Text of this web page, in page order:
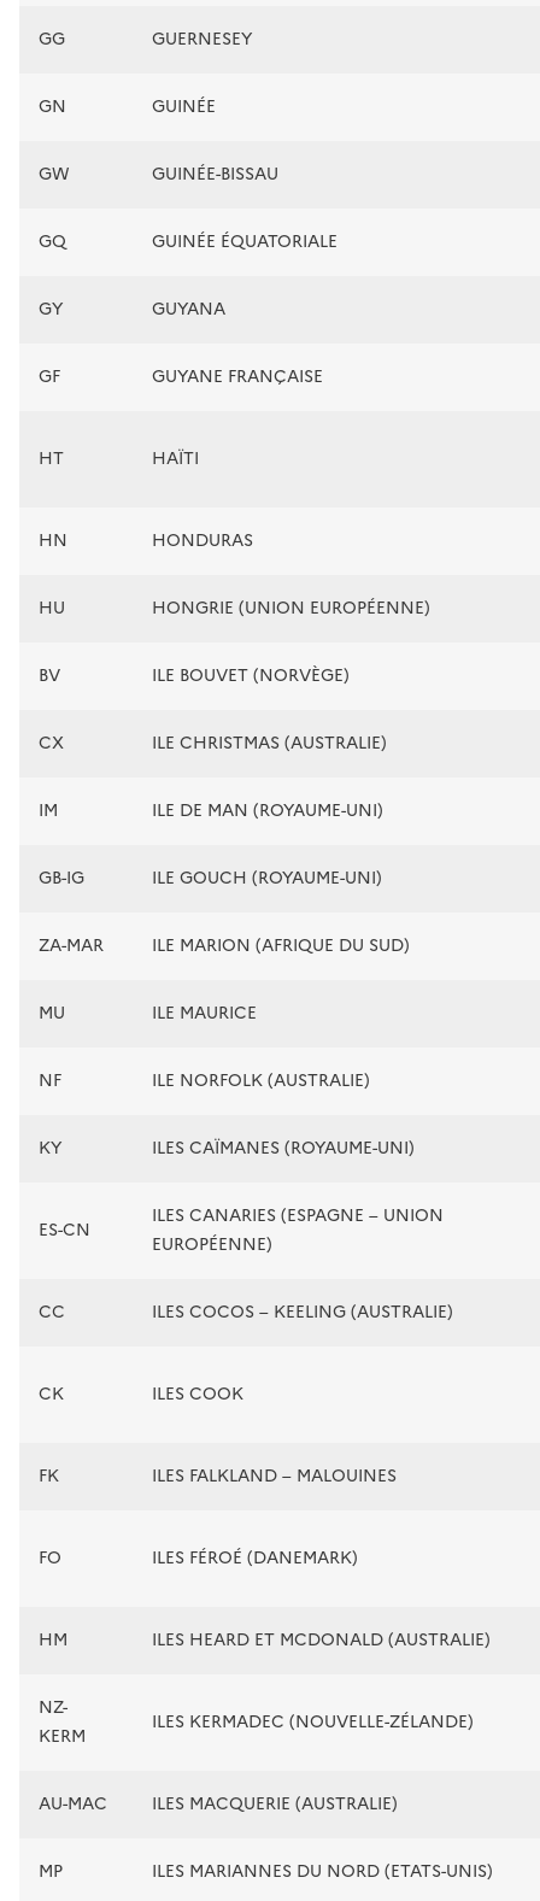
GG GUERNESEY
GN GUINÉE
GW GUINÉE-BISSAU
GQ GUINÉE ÉQUATORIALE
GY GUYANA
GF GUYANE FRANÇAISE
HT HAÏTI
HN HONDURAS
HU HONGRIE (UNION EUROPÉENNE)
BV ILE BOUVET (NORVÈGE)
CX ILE CHRISTMAS (AUSTRALIE)
IM ILE DE MAN (ROYAUME-UNI)
GB-IG ILE GOUCH (ROYAUME-UNI)
ZA-MAR ILE MARION (AFRIQUE DU SUD)
MU ILE MAURICE
NF ILE NORFOLK (AUSTRALIE)
KY ILES CAÏMANES (ROYAUME-UNI)
ES-CN
ILES CANARIES (ESPAGNE – UNION
EUROPÉENNE)
CC ILES COCOS – KEELING (AUSTRALIE)
CK ILES COOK
FK ILES FALKLAND – MALOUINES
FO ILES FÉROÉ (DANEMARK)
HM ILES HEARD ET MCDONALD (AUSTRALIE)
NZ-
KERM
ILES KERMADEC (NOUVELLE-ZÉLANDE)
AU-MAC ILES MACQUERIE (AUSTRALIE)
MP ILES MARIANNES DU NORD (ETATS-UNIS)